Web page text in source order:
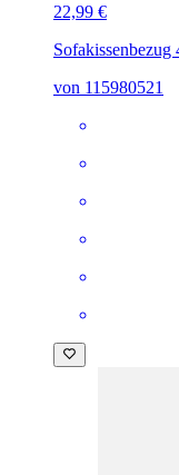
22,99 €
Sofakissenbezug
von 115980521